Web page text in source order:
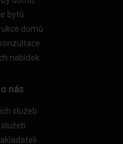
bytů
domů
nabídek
nás
služeb